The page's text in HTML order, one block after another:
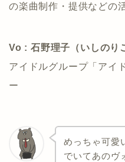
の楽曲制作・提供などの
Vo : 石野理子（いしのり
アイドルグループ「アイ
ー
めっちゃ可愛
でいてあのヴ